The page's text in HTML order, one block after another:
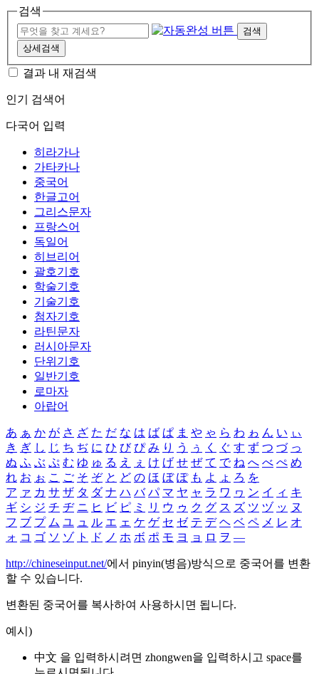
검색
검색
상세검색
결과 내 재검색
인기 검색어
다국어 입력
히라가나
가타카나
중국어
한글고어
그리스문자
프랑스어
독일어
히브리어
괄호기호
학술기호
기술기호
첨자기호
라틴문자
러시아문자
단위기호
일반기호
로마자
아랍어
あ ぁ か が さ ざ た だ な は ば ぱ ま や ゃ ら わ ゎ ん い ぃ
き ぎ し じ ち ぢ に ひ び ぴ み り う ぅ く ぐ す ず つ づ っ
ぬ ふ ぶ ぷ む ゆ ゅ る え ぇ け げ せ ぜ て で ね へ べ ぺ め
れ お ぉ こ ご そ ぞ と ど の ほ ぼ ぽ も よ ょ ろ を
ア ァ カ サ ザ タ ダ ナ ハ バ パ マ ヤ ャ ラ ワ ヮ ン イ ィ キ
ギ シ ジ チ ヂ ニ ヒ ビ ピ ミ リ ウ ゥ ク グ ス ズ ツ ヅ ッ ヌ
フ ブ プ ム ユ ュ ル エ ェ ケ ゲ セ ゼ テ デ ヘ ベ ペ メ レ オ
ォ コ ゴ ソ ゾ ト ド ノ ホ ボ ポ モ ヨ ョ ロ ヲ ―
http://chineseinput.net/에서 pinyin(병음)방식으로 중국어를 변환
할 수 있습니다.
변환된 중국어를 복사하여 사용하시면 됩니다.
예시)
中文 을 입력하시려면 zhongwen을 입력하시고 space를